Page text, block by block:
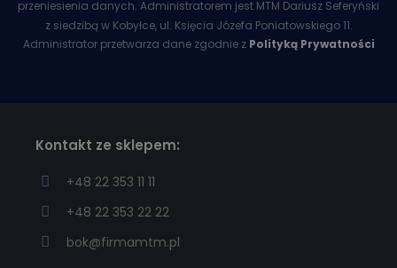
przeniesienia danych. Administratorem jest MTM Dariusz Seferyński
z siedzibą w Kobyłce, ul. Księcia Józefa Poniatowskiego 11.
Administrator przetwarza dane zgodnie z Polityką Prywatności
Kontakt ze sklepem:
+48 22 353 11 11
+48 22 353 22 22
bok@firmamtm.pl